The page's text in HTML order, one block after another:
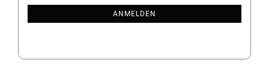
ANMELDEN